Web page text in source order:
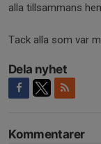
alla tillsammans
Tack alla som var
Dela nyhet
Kommentarer